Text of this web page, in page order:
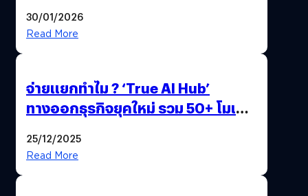
30/01/2026
Read More
จ่ายแยกทำไม ? ‘True AI Hub’
ทางออกธุรกิจยุคใหม่ รวม 50+ โมเดล
25/12/2025
Read More